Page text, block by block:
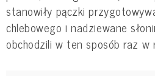
stanowiły pączki
chlebowego i nadziewane
obchodzili w ten sposób raz w